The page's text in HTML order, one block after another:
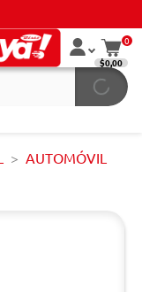
0
$0,00
AUTOMÓVIL